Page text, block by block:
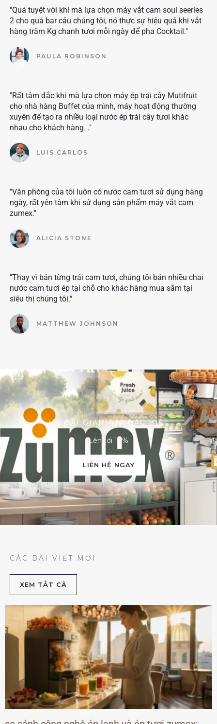
"Quá tuyệt vời khi mà lựa chọn máy vắt cam soul seeries
2 cho quá bar cảu chúng tôi, nó thực sự hiệu quả khi vắt
hàng trăm Kg chanh tươi mỗi ngày để pha Cocktail."
PAULA ROBINSON
"Rất tâm đắc khi mà lựa chọn máy ép trái cây Mutifruit
cho nhà hàng Buffet của mình, máy hoạt động thường
xuyên để tạo ra nhiều loại nước ép trái cây tươi khác
nhau cho khách hàng. ."
LUIS CARLOS
"Văn phòng của tôi luôn có nước cam tươi sử dụng hàng
ngày, rất yên tâm khi sử dụng sản phẩm máy vắt cam
zumex."
ALICIA STONE
"Thay vì bán từng trái cam tươi, chúng tôi bán nhiều chai
nước cam tươi ép tại chỗ cho khác hàng mua sắm tại
siêu thị chúng tôi."
MATTHEW JOHNSON
ƯU ĐÃI GIẢM GIÁ ĐẶC BIỆT
Lên tới 10%
LIÊN HỆ NGAY
CÁC BÀI VIẾT MỚI
XEM TẮT CẢ